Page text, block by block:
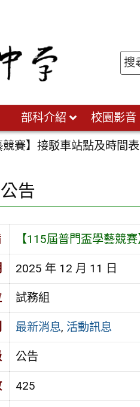
部科介紹 校園影音
賽】接駁車站點及時間表
告
【115屆普門盃學藝競
2025 年 12 月 11 日
試務組
最新消息, 活動訊息
公告
425